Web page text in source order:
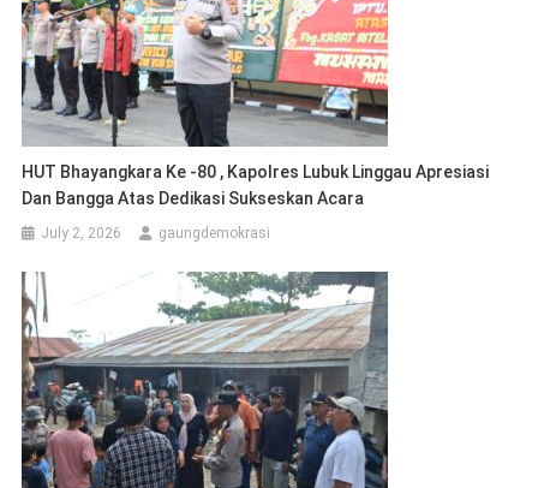
HUT Bhayangkara Ke -80 , Kapolres Lubuk Linggau Apresiasi
Dan Bangga Atas Dedikasi Sukseskan Acara
July 2, 2026 gaungdemokrasi